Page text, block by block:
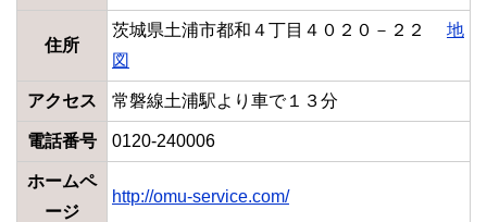
住所
茨城県土浦市都和４丁目４０２０－２２ 地
図
アクセス 常磐線土浦駅より車で１３分
電話番号 0120-240006
ホームペ
ージ
http://omu-service.com/